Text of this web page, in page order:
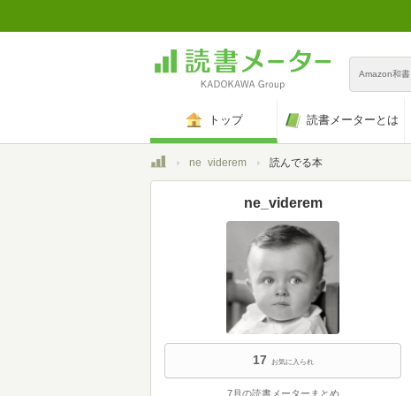
Amazon和書
トップ 読書メーターとは
トップne_viderem 読んでる本
ne_viderem
17 お気に入られ
7月の読書メーターまとめ